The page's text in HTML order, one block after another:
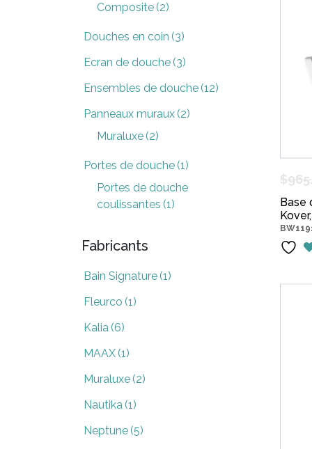
Composite (2)
Douches en coin (3)
Ecran de douche (3)
Ensembles de douche (12)
Panneaux muraux (2)
Muraluxe (2)
Portes de douche (1)
Portes de douche
coulissantes (1)
Fabricants
Bain Signature (1)
Fleurco (1)
Kalia (6)
MAAX (1)
Muraluxe (2)
Nautika (1)
Neptune (5)
$
Base